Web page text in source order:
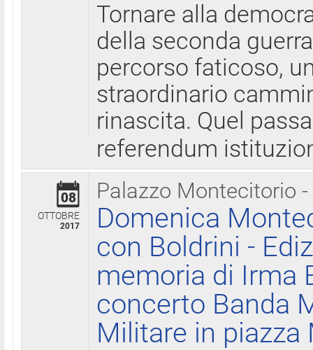
Tornare alla
della seconda
percorso faticoso,
straordinario
rinascita. Quel
referendum
Palazzo Montecitorio
08
OTTOBRE
2017
Domenica
con Boldrini -
memoria di Irma
concerto Banda
Militare in